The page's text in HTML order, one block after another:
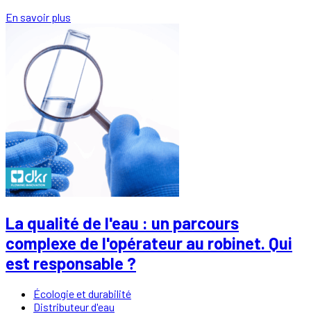
En savoir plus
La qualité de l'eau : un parcours
complexe de l'opérateur au robinet. Qui
est responsable ?
Écologie et durabilité
Distributeur d'eau